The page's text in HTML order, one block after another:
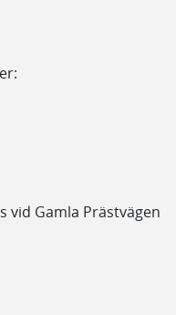
vid Gamla Prästvägen